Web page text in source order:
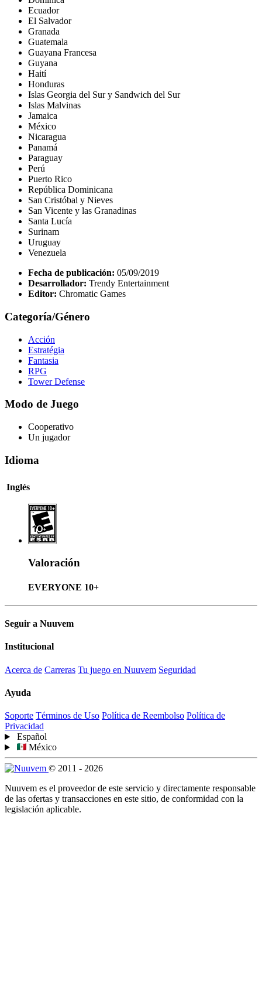
Ecuador
El Salvador
Granada
Guatemala
Guayana Francesa
Guyana
Haití
Honduras
Islas Georgia del Sur y Sandwich del Sur
Islas Malvinas
Jamaica
México
Nicaragua
Panamá
Paraguay
Perú
Puerto Rico
República Dominicana
San Cristóbal y Nieves
San Vicente y las Granadinas
Santa Lucía
Surinam
Uruguay
Venezuela
Fecha de publicación: 05/09/2019
Desarrollador: Trendy Entertainment
Editor: Chromatic Games
Categoría/Género
Acción
Estratégia
Fantasia
RPG
Tower Defense
Modo de Juego
Cooperativo
Un jugador
Idioma
Inglés
Valoración
EVERYONE 10+
Seguir a Nuuvem
Institucional
Acerca de Carreras Tu juego en Nuuvem Seguridad
Ayuda
Soporte Términos de Uso Política de Reembolso Política de
Privacidad
Español
México
© 2011 - 2026
Nuuvem es el proveedor de este servicio y directamente responsable
de las ofertas y transacciones en este sitio, de conformidad con la
legislación aplicable.